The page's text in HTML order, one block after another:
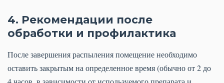
4. Рекомендации после
обработки и профилактика
После завершения распыления помещение необходимо
оставить закрытым на определенное время (обычно от 2 до